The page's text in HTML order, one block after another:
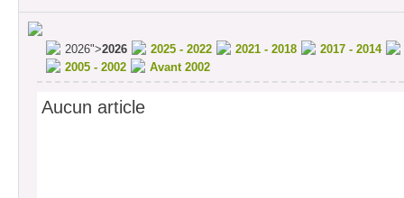
2026">2026 2025 - 2022 2021 - 2018
2017 - 2014
2005 - 2002
Avant 2002
Aucun article